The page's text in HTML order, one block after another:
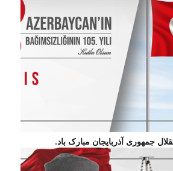
جمهوری آذربایجان مبارک باد.